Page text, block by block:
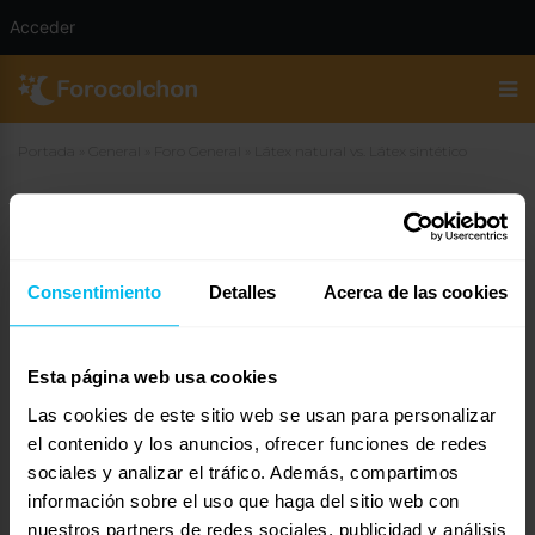
Consentimiento Detalles Acerca de las cookies
Esta página web usa cookies
Las cookies de este sitio web se usan para personalizar
el contenido y los anuncios, ofrecer funciones de redes
sociales y analizar el tráfico. Además, compartimos
información sobre el uso que haga del sitio web con
nuestros partners de redes sociales, publicidad y análisis
Látex natural vs. Látex sintético
rusan
Invitado
El tema está en la comparación entre un producto natural y
ecológico con un producto sintético. La mayor diferencia entre
mismo al cuerpo.
Acceder